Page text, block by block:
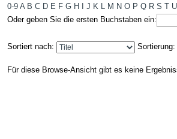
0-9 A B C D E F G H J K L M N O P Q R S T U
Oder geben Sie die ersten Buchstaben ein:
Sortiert nach: Sortierung:
Für diese Browse-Ansicht gibt es keine